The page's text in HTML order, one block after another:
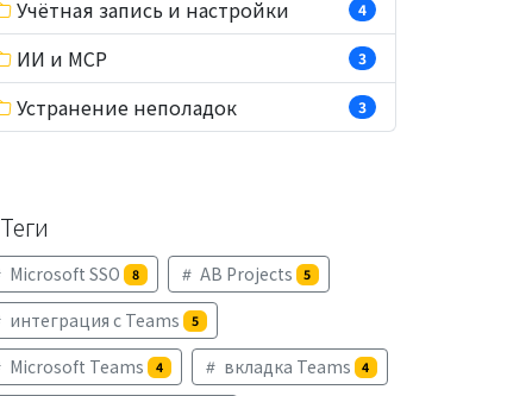
Учётная запись и настройки 4
ИИ и MCP 3
Устранение неполадок 3
Теги
Microsoft SSO 8 AB Projects 5
интеграция с Teams 5
Microsoft Teams 4 вкладка Teams 4